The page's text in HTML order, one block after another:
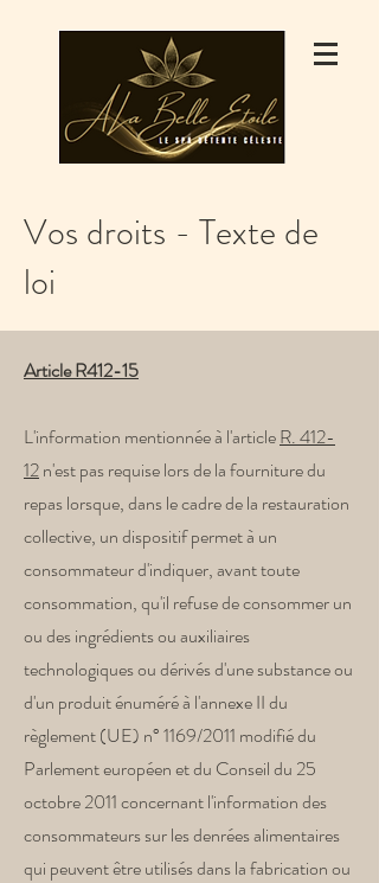
Vos droits - Texte de
loi
Article R412-15
L'information mentionnée à l'articleR. 412-
12n'est pas requise lors de la fourniture du
repas lorsque, dans le cadre de la restauration
collective, un dispositif permet à un
consommateur d'indiquer, avant toute
consommation, qu'il refuse de consommer un
ou des ingrédients ou auxiliaires
technologiques ou dérivés d'une substance ou
d'un produit énuméré à l'annexe II du
règlement (UE) n° 1169/2011 modifié du
Parlement européen et du Conseil du 25
octobre 2011 concernant l'information des
consommateurs sur les denrées alimentaires
qui peuvent être utilisés dans la fabrication ou